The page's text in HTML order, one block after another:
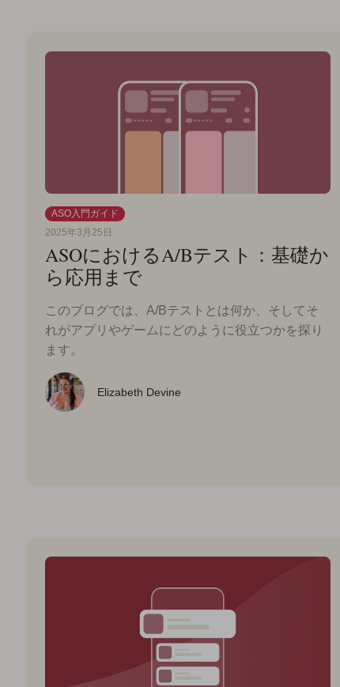
ASO入門ガイド
2025年3月25日
ASOにおけるA/Bテスト：基礎か
ら応用まで
このブログでは、A/Bテストとは何か、そしてそ
れがアプリやゲームにどのように役立つかを探り
ます。
Elizabeth Devine